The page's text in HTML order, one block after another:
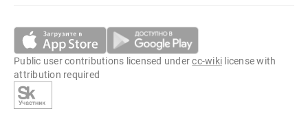
Public user contributions licensed undercc-wiki license with
attribution required